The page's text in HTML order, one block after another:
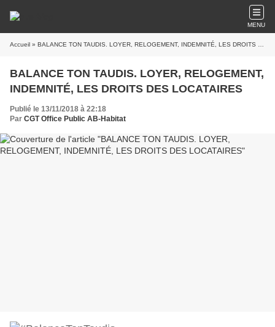
MENU
Accueil » BALANCE TON TAUDIS. LOYER, RELOGEMENT, INDEMNITÉ, LES DROITS DES LOCATAIRES
BALANCE TON TAUDIS. LOYER, RELOGEMENT,
INDEMNITÉ, LES DROITS DES LOCATAIRES
Publié le 13/11/2018 à 22:18
Par CGT Office Public AB-Habitat